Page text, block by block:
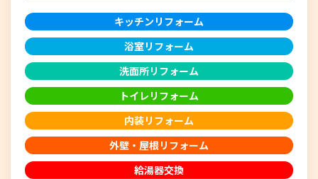
キッチンリフォーム
浴室リフォーム
洗面所リフォーム
トイレリフォーム
内装リフォーム
外壁・屋根リフォーム
給湯器交換